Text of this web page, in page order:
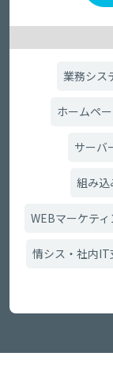
業務シス
ホームペ
サーバ
組み
WEBマーケテ
情シス・社内IT